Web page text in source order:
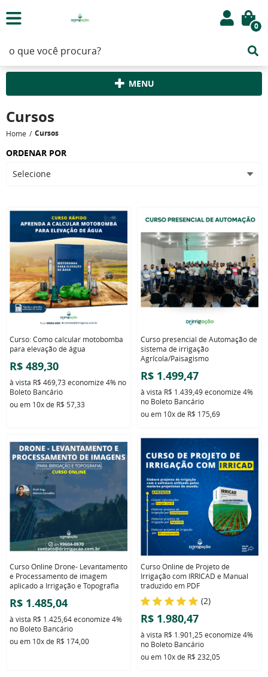
0
MENU
Cursos
Home Cursos
ORDENAR POR
Selecione
Curso: Como calcular motobomba
para elevação de água
R$ 489,30
à vista R$ 469,73 economize 4% no
Boleto Bancário
ou em 10xde R$ 57,33
Curso presencial de Automação de
sistema de irrigação
Agrícola/Paisagismo
R$ 1.499,47
à vista R$ 1.439,49economize 4%
no Boleto Bancário
ou em 10xde R$ 175,69
Curso Online Drone- Levantamento
e Processamento de imagem
aplicado a Irrigação e Topografia
R$ 1.485,04
à vista R$ 1.425,64economize 4%
no Boleto Bancário
ou em 10xde R$ 174,00
Curso Online de Projeto de
Irrigação com IRRICAD e Manual
traduzido em PDF
(2)
R$ 1.980,47
à vista R$ 1.901,25economize 4%
no Boleto Bancário
ou em 10xde R$ 232,05